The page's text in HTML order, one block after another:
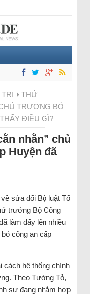
TRỊ
THỨ
TRƯƠNG BỎ
ĐIỀU GÌ?
nhằn” chủ
Huyện đã
sửa đổi Bộ luật Tố
trưởng Bộ Công
làm dấy lên nhiều
công an cấp
cách hệ thống chính
Theo Tướng Tỏ,
sự đang nhằm hợp